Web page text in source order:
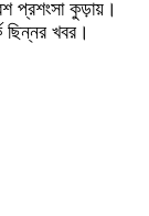
প্রশংসা কুড়ায়।
ছিন্নর খবর।